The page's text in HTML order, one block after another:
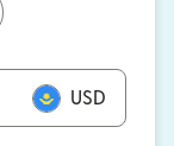
USD